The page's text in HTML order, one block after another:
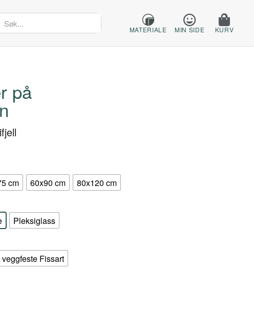
MATERIALE MIN SIDE KURV
på
cm 60x90 cm 80x120 cm
Pleksiglass
Fissart